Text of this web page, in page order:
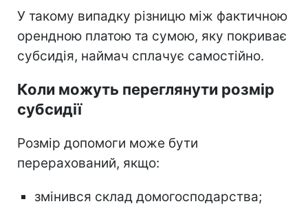
У такому випадку різницю між фактичною
орендною платою та сумою, яку покриває
субсидія, наймач сплачує самостійно.
Коли можуть переглянути розмір
субсидії
Розмір допомоги може бути
перерахований, якщо:
змінився склад домогосподарства;